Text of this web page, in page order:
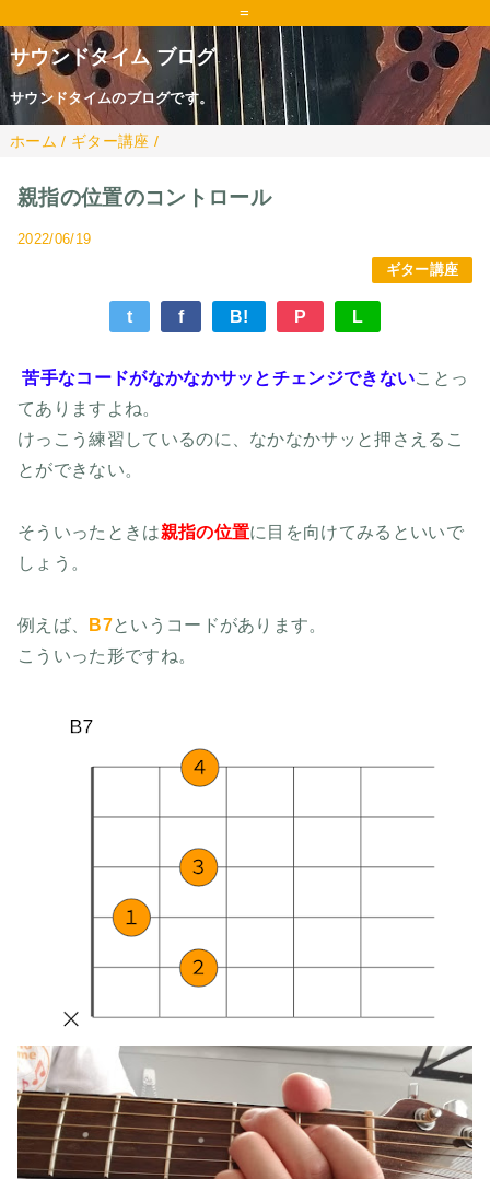
=
サウンドタイム ブログ
サウンドタイムのブログです。
ホーム / ギター講座 /
親指の位置のコントロール
2022/06/19
ギター講座
t f B! P L
苦手なコードがなかなかサッとチェンジできないことっ
てありますよね。
けっこう練習しているのに、なかなかサッと押さえるこ
とができない。
そういったときは親指の位置に目を向けてみるといいで
しょう。
例えば、 B7というコードがあります。
こういった形ですね。